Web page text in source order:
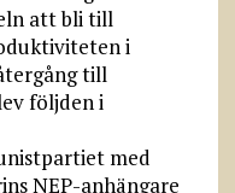
att bli till
i
till
följden i
med
NEP-anhängare